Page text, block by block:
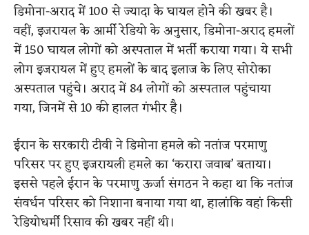
डिमोना-अराद में 100 से ज्यादा के घायल होने की खबर है।
वहीं, इजरायल के आर्मी रेडियो के अनुसार, डिमोना-अराद हमलों
में 150 घायल लोगों को अस्पताल में भर्ती कराया गया। ये सभी
लोग इजरायल में हुए हमलों के बाद इलाज के लिए सोरोका
अस्पताल पहुंचे। अराद में 84 लोगों को अस्पताल पहुंचाया
गया, जिनमें से 10 की हालत गंभीर है।
ईरान के सरकारी टीवी ने डिमोना हमले को नतांज परमाणु
परिसर पर हुए इजरायली हमले का ‘करारा जवाब’ बताया।
इससे पहले ईरान के परमाणु ऊर्जा संगठन ने कहा था कि नतांज
संवर्धन परिसर को निशाना बनाया गया था, हालांकि वहां किसी
रेडियोधर्मी रिसाव की खबर नहीं थी।